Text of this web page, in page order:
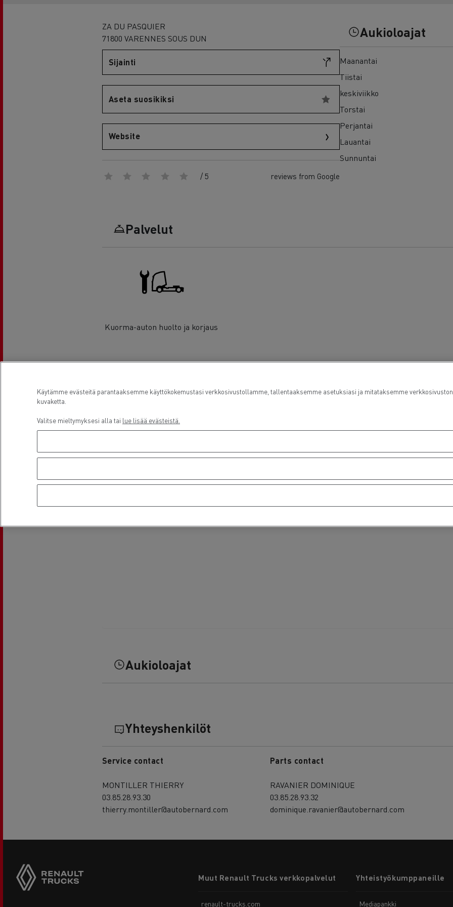
ZA DU PASQUIER
71800 VARENNES SOUS DUN
Sijainti
Aseta suosikiksi
Website
/ 5 reviews from Google
Aukioloajat
Maanantai
Tiistai
keskiviikko
Torstai
Perjantai
Lauantai
Sunnuntai
Palvelut
Kuorma-auton huolto ja korjaus
Aukioloajat
Yhteyshenkilöt
Service contact
MONTILLER THIERRY
03.85.28.93.30
thierry.montiller@autobernard.com
Parts contact
RAVANIER DOMINIQUE
03.85.28.93.32
dominique.ravanier@autobernard.com
menuMuut Renault Trucks verkkopalvelut
renault-trucks.com
Yhteistyökumppaneille
Mediapankki
Käytämme evästeitä parantaaksemme käyttökokemustasi verkkosivustollamme, tallentaaksemme asetuksiasi ja mitataksemme
kuvaketta.
Valitse mieltymyksesi alla tai lue lisää evästeistä.